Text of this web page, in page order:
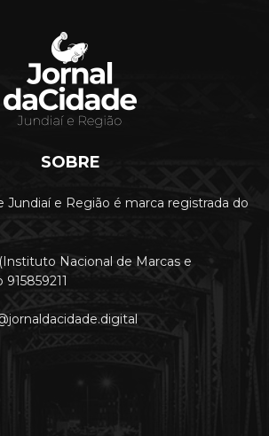
SOBRE
Jundiaí e Região é marca registrada do
Nacional de Marcas e